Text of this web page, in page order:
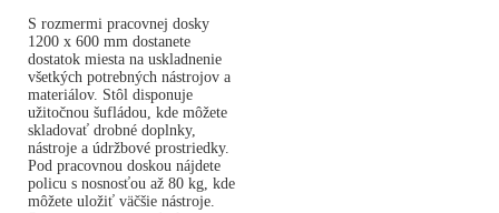
S rozmermi pracovnej dosky
1200 x 600 mm dostanete
dostatok miesta na uskladnenie
všetkých potrebných nástrojov a
materiálov. Stôl disponuje
užitočnou šufládou, kde môžete
skladovať drobné doplnky,
nástroje a údržbové prostriedky.
Pod pracovnou doskou nájdete
policu s nosnosťou až 80 kg, kde
môžete uložiť väčšie nástroje.